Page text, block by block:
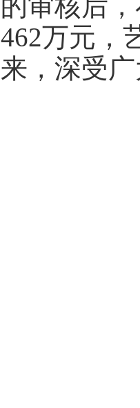
462万元，
来，深受